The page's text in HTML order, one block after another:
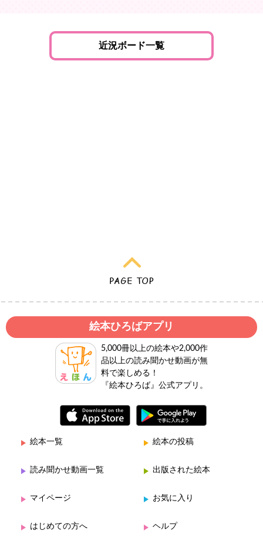
近況ボード一覧
絵本ひろばアプリ
5,000冊以上の絵本や2,000作
品以上の読み聞かせ動画が無
料で楽しめる！
『絵本ひろば』公式アプリ。
絵本一覧 絵本の投稿
読み聞かせ動画一覧 出版された絵本
マイページ お気に入り
はじめての方へ ヘルプ